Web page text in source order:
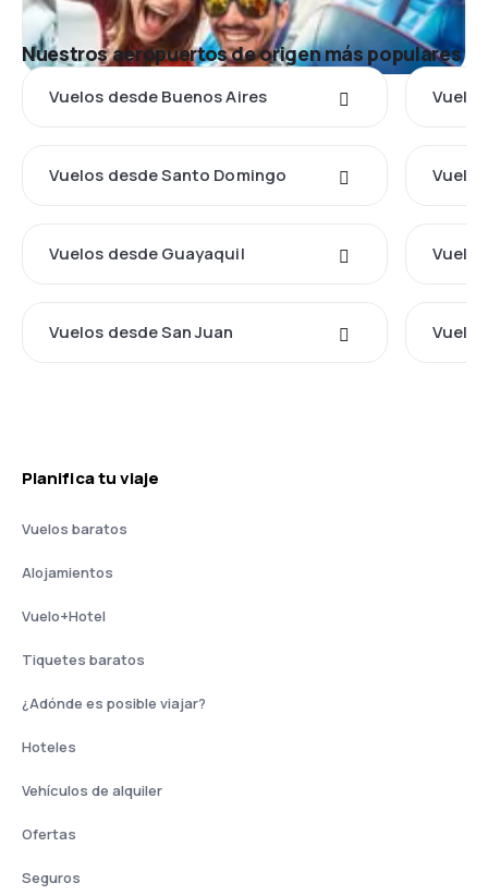
Nuestros aeropuertos de origen más populares
Vuelos desde Buenos Aires
Vuelos desde Santo Domingo
Vuelos desde Guayaquil
Vuelos desde San Juan
Planifica tu viaje
Vuelos baratos
Alojamientos
Vuelo+Hotel
Tiquetes baratos
¿Adónde es posible viajar?
Hoteles
Vehículos de alquiler
Ofertas
Seguros